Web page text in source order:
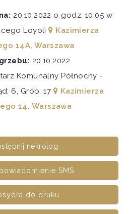
20.10.2022 o godz. 10:05 w
Loyoli
Kazimierza
14A, Warszawa
20.10.2022
Komunalny Północny -
6, Grób: 17
Kazimierza
14, Warszawa
nekrolog
SMS
do druku